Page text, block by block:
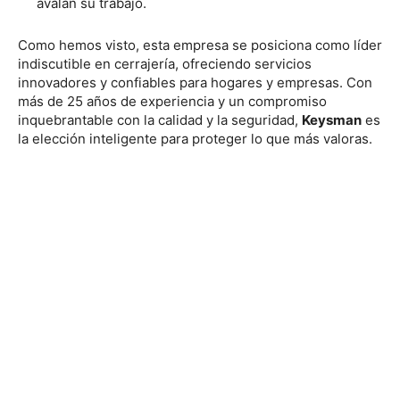
Como hemos visto, esta empresa se posiciona como líder
indiscutible en cerrajería, ofreciendo servicios
innovadores y confiables para hogares y empresas. Con
más de 25 años de experiencia y un compromiso
inquebrantable con la calidad y la seguridad, Keysman es
la elección inteligente para proteger lo que más valoras.